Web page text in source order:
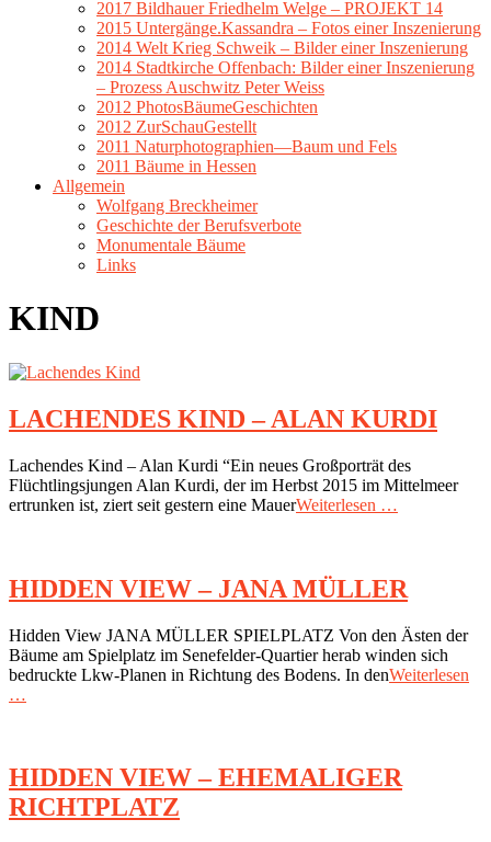
2017 Bildhauer Friedhelm Welge – PROJEKT 14
2015 Untergänge.Kassandra – Fotos einer Inszenierung
2014 Welt Krieg Schweik – Bilder einer Inszenierung
2014 Stadtkirche Offenbach: Bilder einer Inszenierung
– Prozess Auschwitz Peter Weiss
2012 PhotosBäumeGeschichten
2012 ZurSchauGestellt
2011 Naturphotographien—Baum und Fels
2011 Bäume in Hessen
Allgemein
Wolfgang Breckheimer
Geschichte der Berufsverbote
Monumentale Bäume
Links
KIND
LACHENDES KIND – ALAN KURDI
2018-
07-
15
Lachendes Kind – Alan Kurdi “Ein neues Großporträt des
Flüchtlingsjungen Alan Kurdi, der im Herbst 2015 im Mittelmeer
ertrunken ist, ziert seit gestern eine MauerWeiterlesen …
HIDDEN VIEW – JANA MÜLLER
2018-
07-
08
Hidden View JANA MÜLLER SPIELPLATZ Von den Ästen der
Bäume am Spielplatz im Senefelder-Quartier herab winden sich
bedruckte Lkw-Planen in Richtung des Bodens. In denWeiterlesen
…
HIDDEN VIEW – EHEMALIGER
RICHTPLATZ